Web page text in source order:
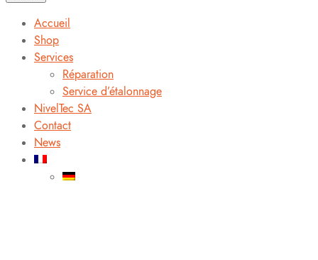
Accueil
Shop
Services
Réparation
Service d’étalonnage
NivelTec SA
Contact
News